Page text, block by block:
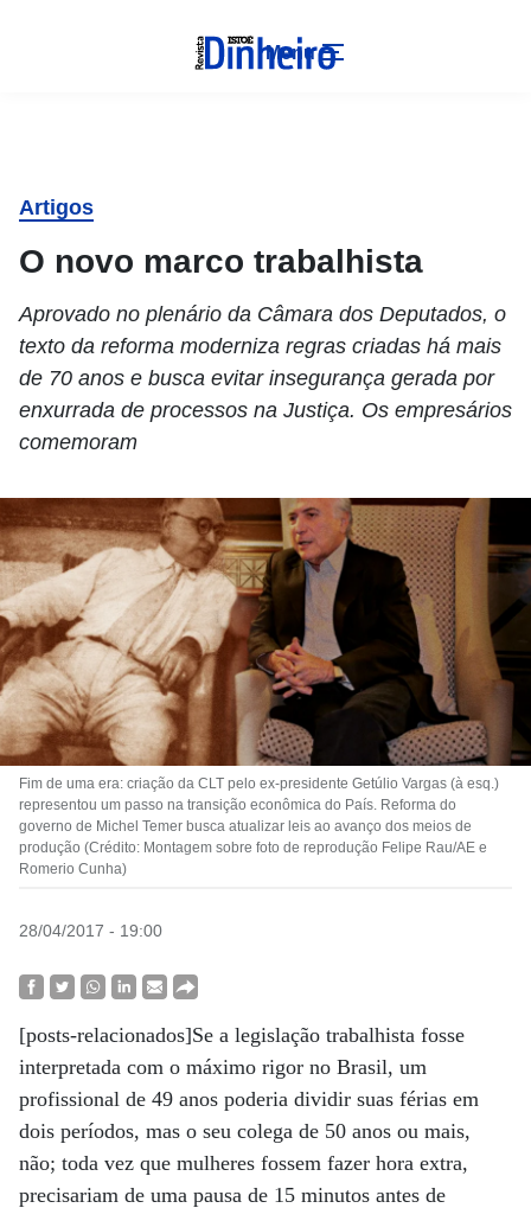
Menu
Artigos
O novo marco trabalhista
Aprovado no plenário da Câmara dos Deputados, o
texto da reforma moderniza regras criadas há mais
de 70 anos e busca evitar insegurança gerada por
enxurrada de processos na Justiça. Os empresários
comemoram
Fim de uma era: criação da CLT pelo ex-presidente Getúlio Vargas (à esq.)
representou um passo na transição econômica do País. Reforma do
governo de Michel Temer busca atualizar leis ao avanço dos meios de
produção (Crédito: Montagem sobre foto de reprodução Felipe Rau/AE e
Romerio Cunha)
28/04/2017 - 19:00
[posts-relacionados]Se a legislação trabalhista fosse
interpretada com o máximo rigor no Brasil, um
profissional de 49 anos poderia dividir suas férias em
dois períodos, mas o seu colega de 50 anos ou mais,
não; toda vez que mulheres fossem fazer hora extra,
precisariam de uma pausa de 15 minutos antes de